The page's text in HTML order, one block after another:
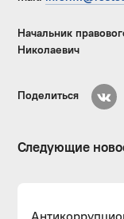
Начальник
Николаевич
Поделиться
Следующие